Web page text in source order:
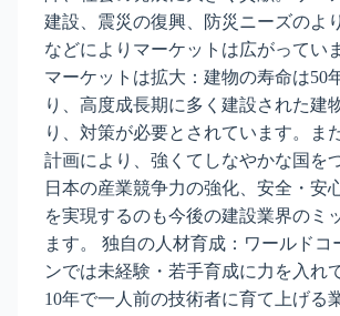
建設、震災の復興、防災ニーズのよ
などによりマーケットは広がってい
マーケットは拡大：建物の寿命は50
り、高度成長期に多く建設された建
り、対策が必要とされています。ま
計画により、強くてしなやかな国を
日本の産業競争力の強化、安全・安
を実現するのも今後の建設業界のミ
ます。 独自の人材育成：ワールドコ
ンでは未経験・若手育成に力を入れ
10年で一人前の技術者に育て上げる